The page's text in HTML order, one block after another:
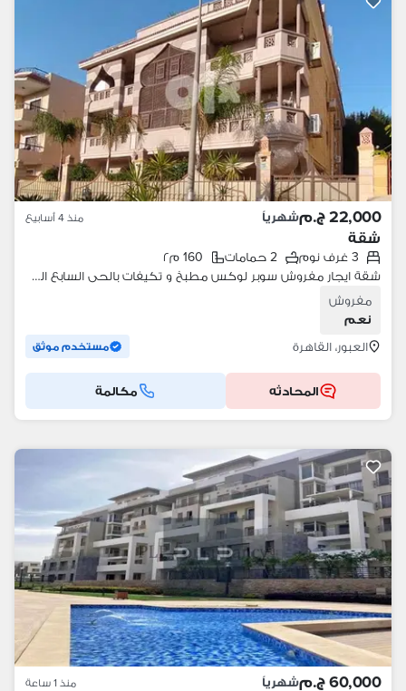
22,000 ج.م شهرياً منذ 4 أسابيع
شقة
3 غرف نوم 2 حمامات
160 م٢
‎شقة ايجار مفروش سوبر لوكس مطبخ و تكيفات بالحى السابع العبور
مفروش
نعم
العبور، القاهرة
مستخدم موثق
المحادثه مكالمة
60,000 ج.م شهرياً منذ 1 ساعة